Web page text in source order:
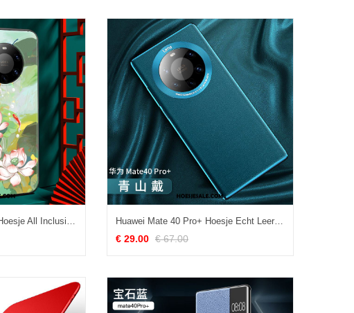
Huawei Mate 40 Pro+ Hoesje All Inclusive Trendy Merk Hoes Siliconen Persoonlijk Sale Huawei Mate 40 Pro+ Hoesje Echt Leer Persoonlijk All Inclusive Bescherming Hoes Sale
€ 29.00 € 67.00